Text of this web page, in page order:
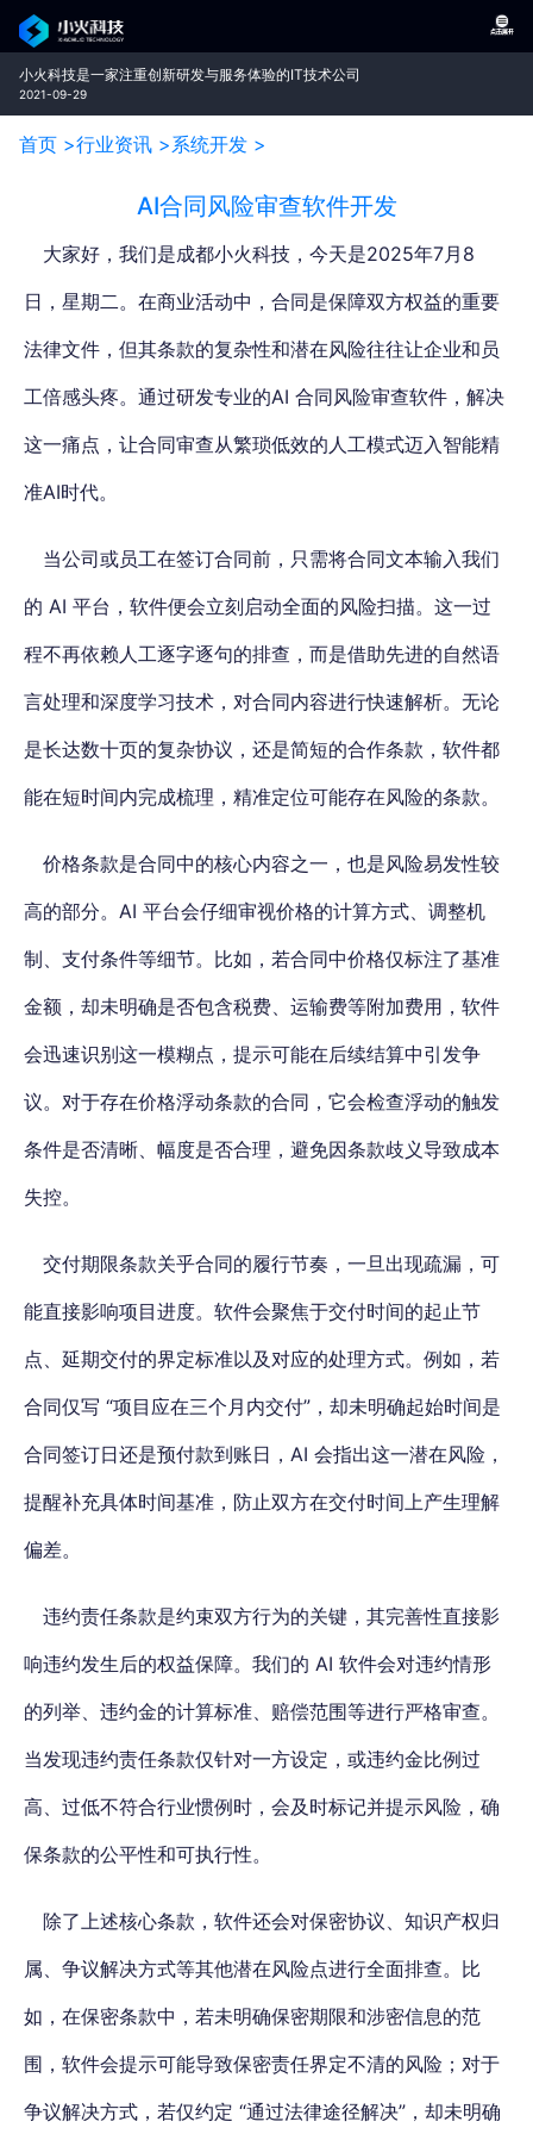
小火科技是一家注重创新研发与服务体验的IT技术公司
2021-09-29
首页 >行业资讯 >系统开发 >
AI合同风险审查软件开发
大家好，我们是成都小火科技，今天是2025年7月8
日，星期二。在商业活动中，合同是保障双方权益的重要
法律文件，但其条款的复杂性和潜在风险往往让企业和员
工倍感头疼。 通过研发专业的AI 合同风险审查软件，解决
这一痛点，让合同审查从繁琐低效的人工模式迈入智能精
准AI时代。
当公司或员工在签订合同前，只需将合同文本输入我们
的 AI 平台，软件便会立刻启动全面的风险扫描。这一过
程不再依赖人工逐字逐句的排查， 而是借助先进的自然语
言处理和深度学习技术，对合同内容进行快速解析。 无论
是长达数十页的复杂协议，还是简短的合作条款，软件都
能在短时间内完成梳理，精准定位可能存在风险的条款。
价格条款是合同中的核心内容之一，也是风险易发性较
高的部分。AI 平台会仔细审视价格的计算方式、调整机
制、支付条件等细节。比如，若合同中价格仅标注了基准
金额，却未明确是否包含税费、运输费等附加费用，软件
会迅速识别这一模糊点，提示可能在后续结算中引发争
议。 对于存在价格浮动条款的合同，它会检查浮动的触发
条件是否清晰、幅度是否合理，避免因条款歧义导致成本
失控。
交付期限条款关乎合同的履行节奏，一旦出现疏漏，可
能直接影响项目进度。软件会聚焦于交付时间的起止节
点、延期交付的界定标准以及对应的处理方式。例如， 若
合同仅写 “项目应在三个月内交付”， 却未明确起始时间是
合同签订日还是预付款到账日，AI 会指出这一潜在风险，
提醒补充具体时间基准，防止双方在交付时间上产生理解
偏差。
违约责任条款是约束双方行为的关键，其完善性直接影
响违约发生后的权益保障。我们的 AI 软件会对违约情形
的列举、违约金的计算标准、赔偿范围等进行严格审查。
当发现违约责任条款仅针对一方设定，或违约金比例过
高、过低不符合行业惯例时 ，会及时标记并提示风险，确
保条款的公平性和可执行性。
除了上述核心条款，软件还会对保密协议、知识产权归
属、争议解决方式等其他潜在风险点进行全面排查。比
如，在保密条款中，若未明确保密期限和涉密信息的范
围，软件会提示可能导致保密责任界定不清的风险；对于
争议解决方式，若仅约定 “通过法律途径解决”，却未明确